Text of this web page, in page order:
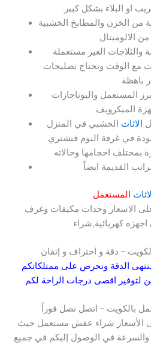
من الخزن والمطابخ الخشبية
الغير مستعملة
مع الوقت وتحتاج تصليحات
المستعمل والبوتاجازات
الاثاث الخشبي في المنزل
في غرفة النوم فنشتري
المستعمل
الاسعار وحدات مكيفات وغرف
اجهزه كهربائية,شراء
– دقة و احتراف و إتقان
الدقة ونحرص على ممتلكاتكم
لتوفير اقصى درجات الراحة لكم
بالكويت – اتصل نصل فوراً
الأسعار شراء عفش مستعمل حيث
والسرعة في الوصول إليكم في جميع